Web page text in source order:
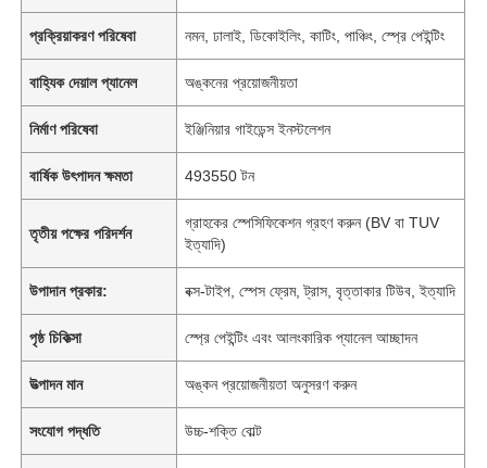
প্রক্রিয়াকরণ পরিষেবা নমন, ঢালাই, ডিকোইলিং, কাটিং, পাঞ্চিং, স্প্রে পেইন্টিং
বাহ্যিক দেয়াল প্যানেল অঙ্কনের প্রয়োজনীয়তা
নির্মাণ পরিষেবা ইঞ্জিনিয়ার গাইডেন্স ইনস্টলেশন
বার্ষিক উৎপাদন ক্ষমতা 493550 টন
তৃতীয় পক্ষের পরিদর্শন
গ্রাহকের স্পেসিফিকেশন গ্রহণ করুন (BV বা TUV
ইত্যাদি)
উপাদান প্রকার: বক্স-টাইপ, স্পেস ফ্রেম, ট্রাস, বৃত্তাকার টিউব, ইত্যাদি
পৃষ্ঠ চিকিত্সা স্প্রে পেইন্টিং এবং আলংকারিক প্যানেল আচ্ছাদন
উত্পাদন মান অঙ্কন প্রয়োজনীয়তা অনুসরণ করুন
সংযোগ পদ্ধতি উচ্চ-শক্তি বোল্ট